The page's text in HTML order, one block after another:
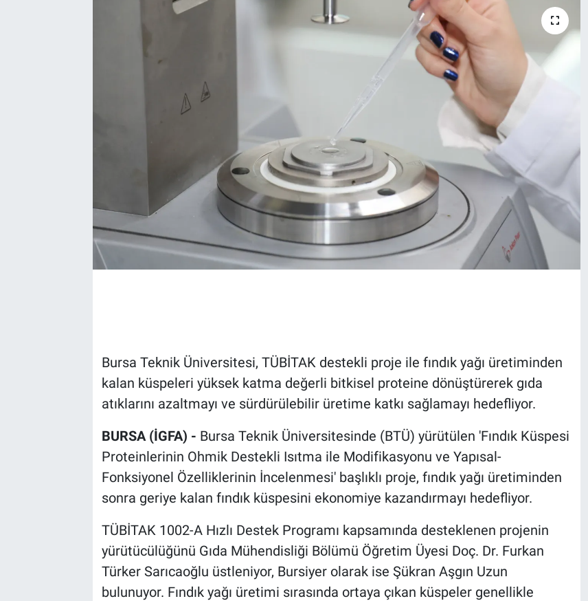
Bursa Teknik Üniversitesi, TÜBİTAK destekli proje ile fındık yağı üretiminden
kalan küspeleri yüksek katma değerli bitkisel proteine dönüştürerek gıda
atıklarını azaltmayı ve sürdürülebilir üretime katkı sağlamayı hedefliyor.
BURSA (İGFA) - Bursa Teknik Üniversitesinde (BTÜ) yürütülen 'Fındık Küspesi
Proteinlerinin Ohmik Destekli Isıtma ile Modifikasyonu ve Yapısal-
Fonksiyonel Özelliklerinin İncelenmesi' başlıklı proje, fındık yağı üretiminden
sonra geriye kalan fındık küspesini ekonomiye kazandırmayı hedefliyor.
TÜBİTAK 1002-A Hızlı Destek Programı kapsamında desteklenen projenin
yürütücülüğünü Gıda Mühendisliği Bölümü Öğretim Üyesi Doç. Dr. Furkan
Türker Sarıcaoğlu üstleniyor, Bursiyer olarak ise Şükran Aşgın Uzun
bulunuyor. Fındık yağı üretimi sırasında ortaya çıkan küspeler genellikle